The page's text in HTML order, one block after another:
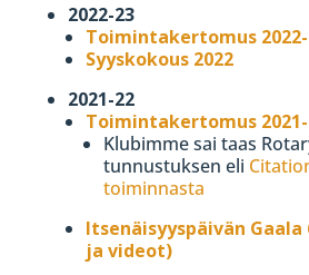
2022-23
Toimintakertomus
Syyskokous 2022
2021-22
Toimintakertomus
Klubimme sai taas
tunnustuksen eli
toiminnasta
Itsenäisyyspäivän Gaala
ja videot)